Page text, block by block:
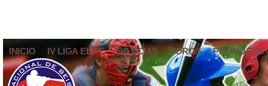
INICIO IV LIGA ELITE NOTICIAS FOROS